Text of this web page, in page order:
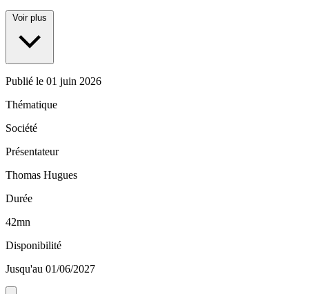
Voir plus
Publié le 01 juin 2026
Thématique
Société
Présentateur
Thomas Hugues
Durée
42mn
Disponibilité
Jusqu'au 01/06/2027